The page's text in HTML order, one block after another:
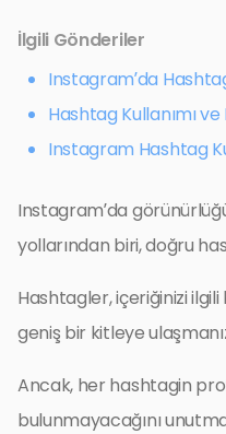
İlgili Gönderiler
Instagram’da
Hashtag Kullanımı
Instagram Hashtag
Instagram’da
yollarından biri, doğru
Hashtagler, içeriğinizi
geniş bir kitleye
Ancak, her hashtagin
bulunmayacağını